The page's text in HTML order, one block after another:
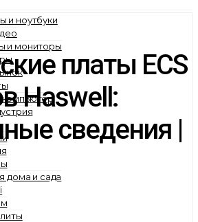
и ноутбуки
и мониторы
дома и сада
платы ECS
Haswell:
сведения |